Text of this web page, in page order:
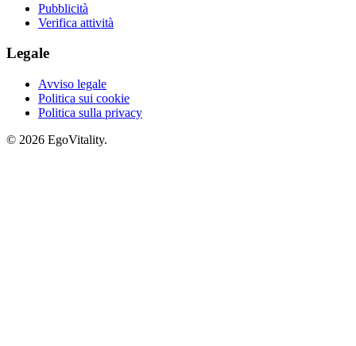
Pubblicità
Verifica attività
Legale
Avviso legale
Politica sui cookie
Politica sulla privacy
© 2026 EgoVitality.